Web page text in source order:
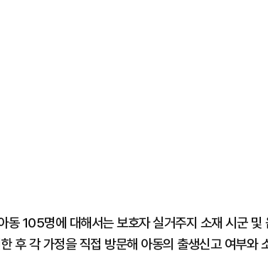
동 105명에 대해서는 보호자 실거주지 소재 시군 및
후 각 가정을 직접 방문해 아동의 출생신고 여부와